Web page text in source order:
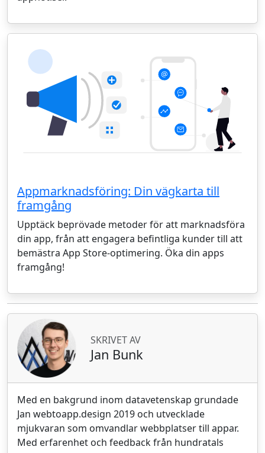
Appmarknadsföring: Din vägkarta till
framgång
Upptäck beprövade metoder för att marknadsföra
din app, från att engagera befintliga kunder till att
bemästra App Store-optimering. Öka din apps
framgång!
SKRIVET AV
Jan Bunk
Med en bakgrund inom datavetenskap grundade
Jan webtoapp.design 2019 och utvecklade
mjukvaran som omvandlar webbplatser till appar.
Med erfarenhet och feedback från hundratals